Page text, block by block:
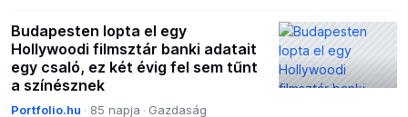
Budapesten lopta el egy
Hollywoodi filmsztár banki adatait
egy csaló, ez két évig fel sem tűnt
a színésznek
Portfolio.hu 85 napja Gazdaság